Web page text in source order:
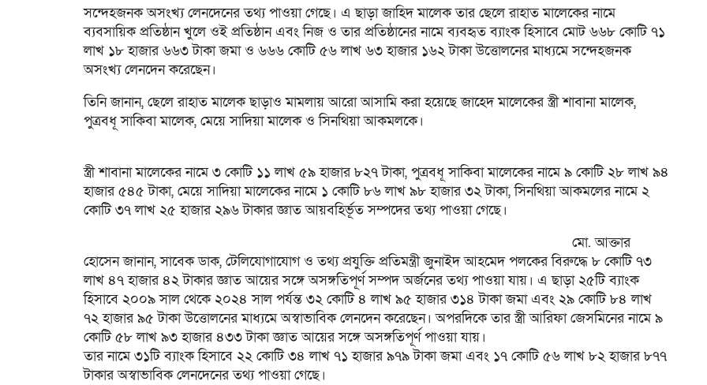
সন্দেহজনক অসংখ্য লেনদেনের তথ্য পাওয়া গেছে। এ ছাড়া জাহিদ মালেক তার ছেলে রাহাত মালেকের নামে
ব্যবসায়িক প্রতিষ্ঠান খুলে ওই প্রতিষ্ঠান এবং নিজ ও তার প্রতিষ্ঠানের নামে ব্যবহৃত ব্যাংক হিসাবে মোট ৬৬৮ কোটি ৭১
লাখ ১৮ হাজার ৬৬৩ টাকা জমা ও ৬৬৬ কোটি ৫৬ লাখ ৬৩ হাজার ১৬২ টাকা উত্তোলনের মাধ্যমে সন্দেহজনক
অসংখ্য লেনদেন করেছেন।
তিনি জানান, ছেলে রাহাত মালেক ছাড়াও মামলায় আরো আসামি করা হয়েছে জাহেদ মালেকের স্ত্রী শাবানা মালেক,
পুত্রবধূ সাকিবা মালেক, মেয়ে সাদিয়া মালেক ও সিনথিয়া আকমলকে।
স্ত্রী শাবানা মালেকের নামে ৩ কোটি ১১ লাখ ৫৯ হাজার ৮২৭ টাকা, পুত্রবধূ সাকিবা মালেকের নামে ৯ কোটি ২৮ লাখ ৯৪
হাজার ৫৪৫ টাকা, মেয়ে সাদিয়া মালেকের নামে ১ কোটি ৮৬ লাখ ৯৮ হাজার ৩২ টাকা, সিনথিয়া আকমলের নামে ২
কোটি ৩৭ লাখ ২৫ হাজার ২৯৬ টাকার জ্ঞাত আয়বহির্ভূত সম্পদের তথ্য পাওয়া গেছে।
মো. আক্তার
হোসেন জানান, সাবেক ডাক, টেলিযোগাযোগ ও তথ্য প্রযুক্তি প্রতিমন্ত্রী জুনাইদ আহমেদ পলকের বিরুদ্ধে ৮ কোটি ৭৩
লাখ ৪৭ হাজার ৪২ টাকার জ্ঞাত আয়ের সঙ্গে অসঙ্গতিপূর্ণ সম্পদ অর্জনের তথ্য পাওয়া যায়। এ ছাড়া ২৫টি ব্যাংক
হিসাবে ২০০৯ সাল থেকে ২০২৪ সাল পর্যন্ত ৩২ কোটি ৪ লাখ ৯৫ হাজার ৩১৪ টাকা জমা এবং ২৯ কোটি ৮৪ লাখ
৭২ হাজার ৯৫ টাকা উত্তোলনের মাধ্যমে অস্বাভাবিক লেনদেন করেছেন। অপরদিকে তার স্ত্রী আরিফা জেসমিনের নামে ৯
কোটি ৫৮ লাখ ৯৩ হাজার ৪৩৩ টাকা জ্ঞাত আয়ের সঙ্গে অসঙ্গতিপূর্ণ পাওয়া যায়।
তার নামে ৩১টি ব্যাংক হিসাবে ২২ কোটি ৩৪ লাখ ৭১ হাজার ৯৭৯ টাকা জমা এবং ১৭ কোটি ৫৬ লাখ ৮২ হাজার ৮৭৭
টাকার অস্বাভাবিক লেনদেনের তথ্য পাওয়া গেছে।